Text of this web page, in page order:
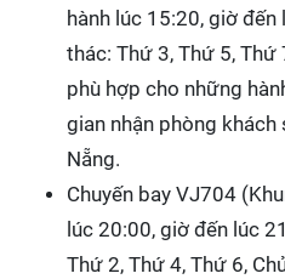
hành lúc 15:20, giờ
thác: Thứ 3, Thứ 5,
phù hợp cho những
gian nhận phòng khách
Nẵng.
Chuyến bay VJ704
lúc 20:00, giờ đến lúc
Thứ 2, Thứ 4, Thứ 6,